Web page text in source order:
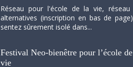
Réseau pour l'école de la vie, réseau
alternatives (inscription en bas de
sentez sûrement isolé dans...
Festival Neo-bienêtre pour l’école
vie